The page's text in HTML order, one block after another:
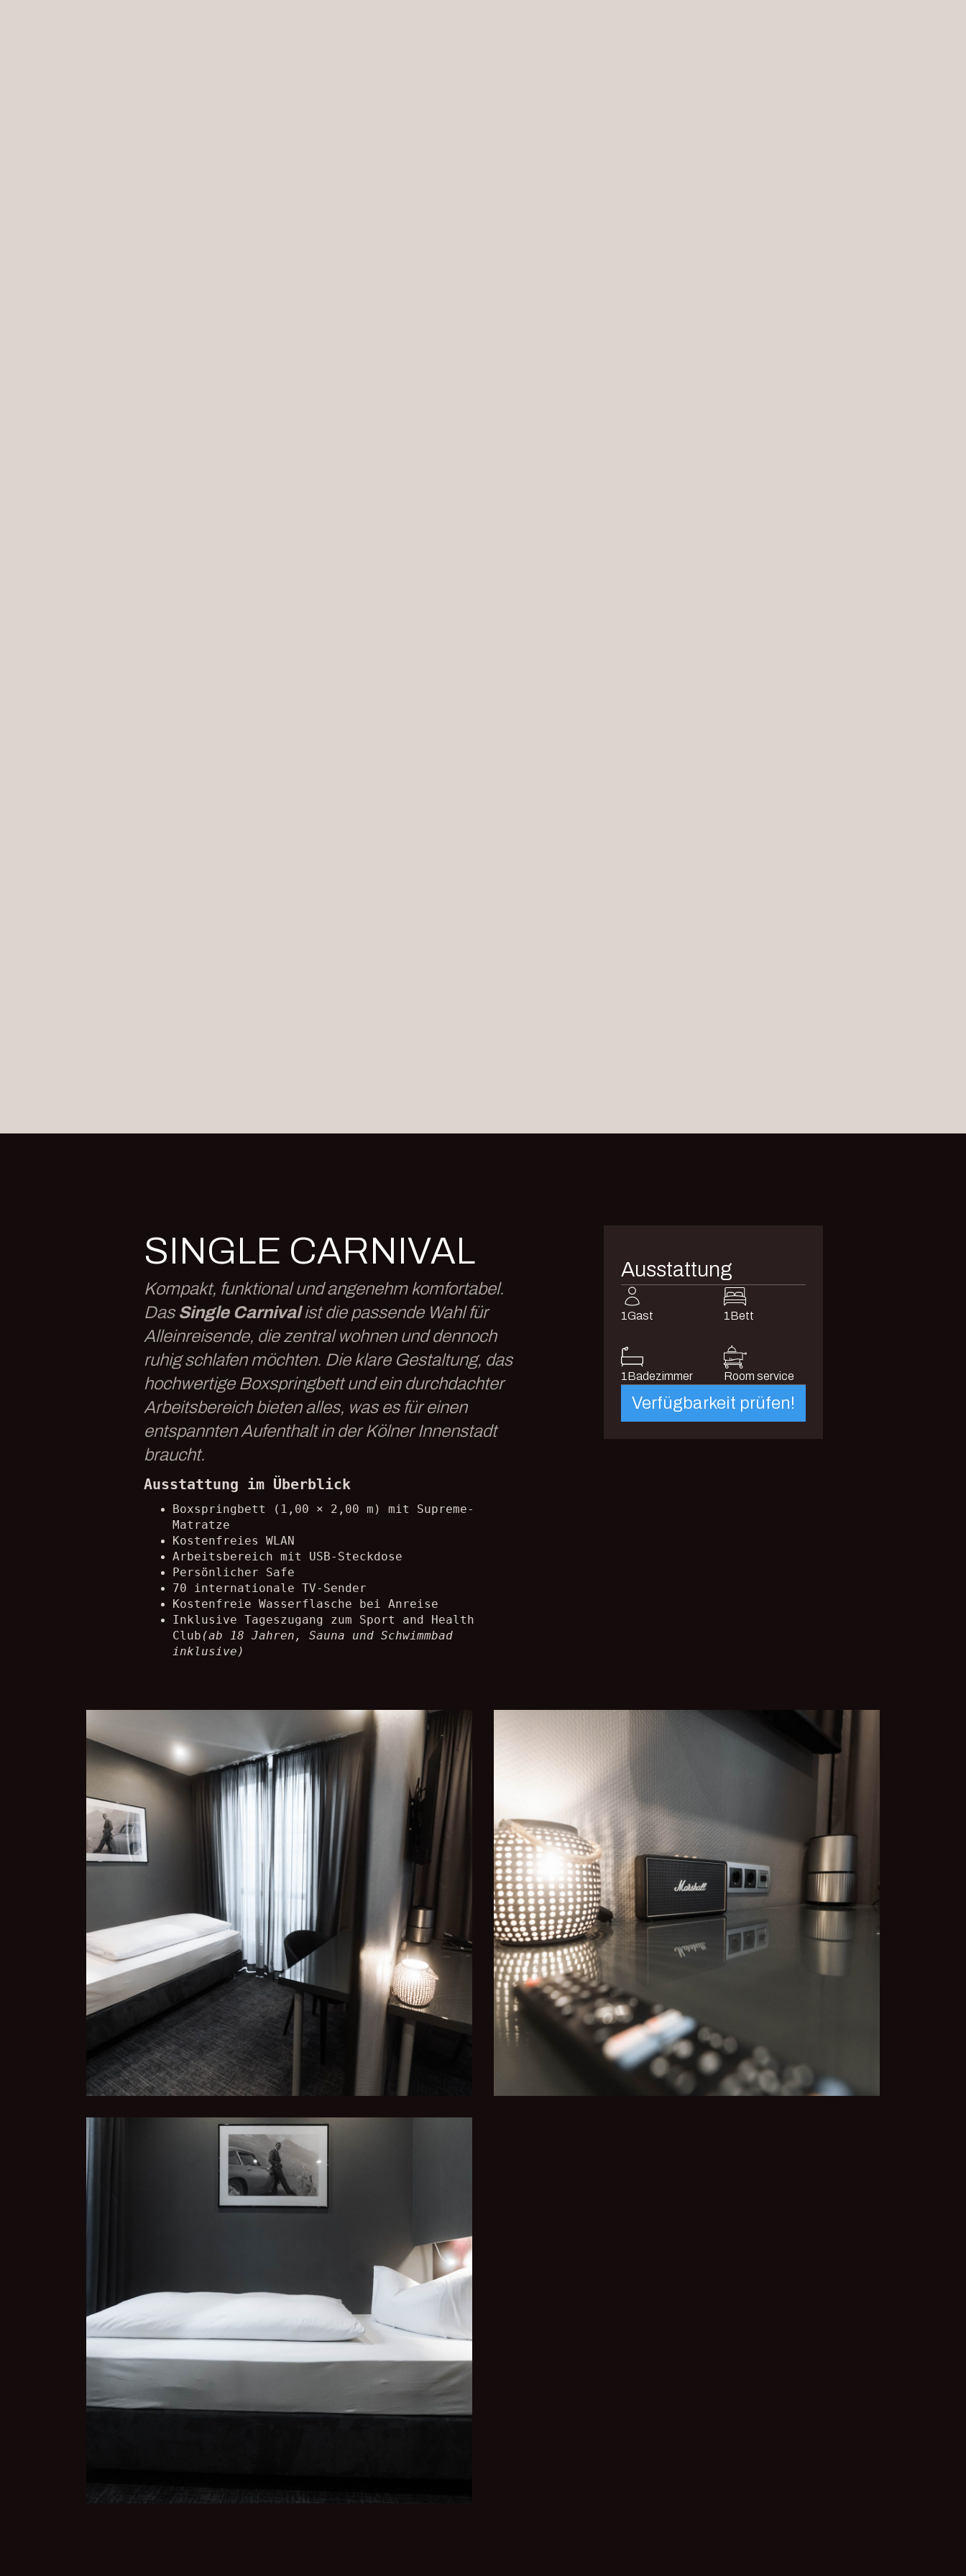
SINGLE CARNIVAL
Kompakt, funktional und angenehm komfortabel.
Das Single Carnivalist die passende Wahl für
Alleinreisende, die zentral wohnen und dennoch
ruhig schlafen möchten. Die klare Gestaltung, das
hochwertige Boxspringbett und ein durchdachter
Arbeitsbereich bieten alles, was es für einen
entspannten Aufenthalt in der Kölner Innenstadt
braucht.
Ausstattung im Überblick
Boxspringbett (1,00 × 2,00 m) mit Supreme-
Matratze
Kostenfreies WLAN
Arbeitsbereich mit USB-Steckdose
Persönlicher Safe
70 internationale TV-Sender
Kostenfreie Wasserflasche bei Anreise
Inklusive Tageszugang zum Sport and Health
Club (ab 18 Jahren, Sauna und Schwimmbad
inklusive)
Ausstattung
1 Gast 1 Bett
1 Badezimmer Room service
Verfügbarkeit prüfen!